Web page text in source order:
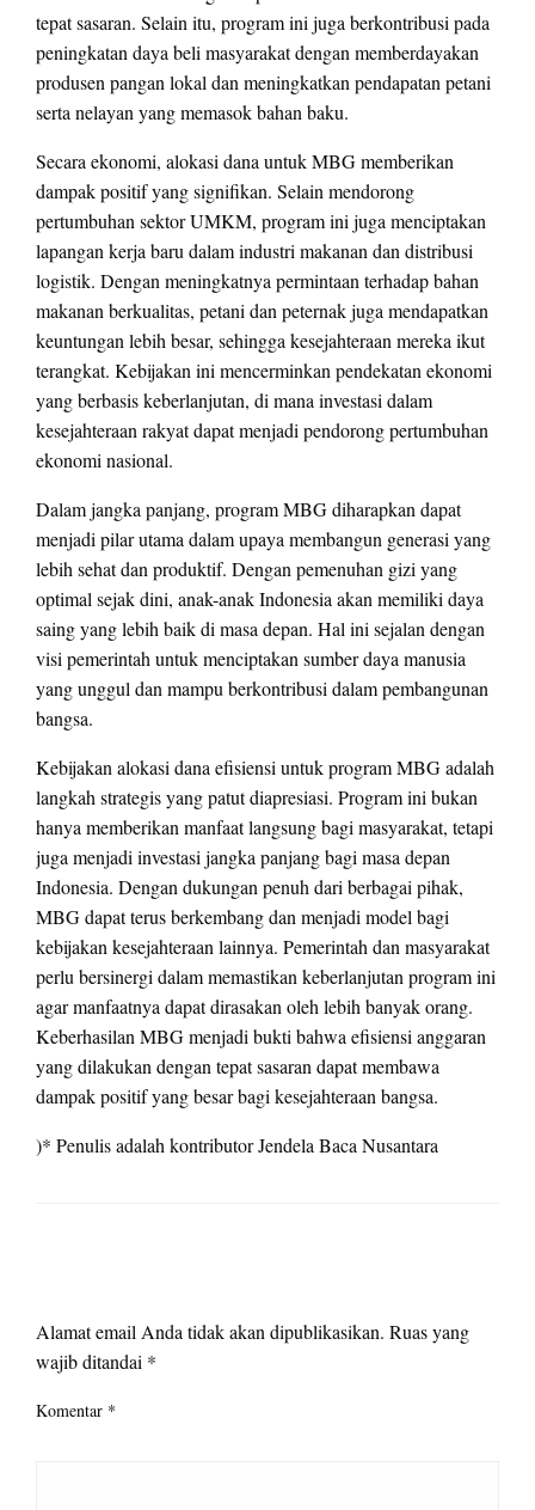
tepat sasaran. Selain itu, program ini juga berkontribusi pada
peningkatan daya beli masyarakat dengan memberdayakan
produsen pangan lokal dan meningkatkan pendapatan petani
serta nelayan yang memasok bahan baku.
Secara ekonomi, alokasi dana untuk MBG memberikan
dampak positif yang signifikan. Selain mendorong
pertumbuhan sektor UMKM, program ini juga menciptakan
lapangan kerja baru dalam industri makanan dan distribusi
logistik. Dengan meningkatnya permintaan terhadap bahan
makanan berkualitas, petani dan peternak juga mendapatkan
keuntungan lebih besar, sehingga kesejahteraan mereka ikut
terangkat. Kebijakan ini mencerminkan pendekatan ekonomi
yang berbasis keberlanjutan, di mana investasi dalam
kesejahteraan rakyat dapat menjadi pendorong pertumbuhan
ekonomi nasional.
Dalam jangka panjang, program MBG diharapkan dapat
menjadi pilar utama dalam upaya membangun generasi yang
lebih sehat dan produktif. Dengan pemenuhan gizi yang
optimal sejak dini, anak-anak Indonesia akan memiliki daya
saing yang lebih baik di masa depan. Hal ini sejalan dengan
visi pemerintah untuk menciptakan sumber daya manusia
yang unggul dan mampu berkontribusi dalam pembangunan
bangsa.
Kebijakan alokasi dana efisiensi untuk program MBG adalah
langkah strategis yang patut diapresiasi. Program ini bukan
hanya memberikan manfaat langsung bagi masyarakat, tetapi
juga menjadi investasi jangka panjang bagi masa depan
Indonesia. Dengan dukungan penuh dari berbagai pihak,
MBG dapat terus berkembang dan menjadi model bagi
kebijakan kesejahteraan lainnya. Pemerintah dan masyarakat
perlu bersinergi dalam memastikan keberlanjutan program ini
agar manfaatnya dapat dirasakan oleh lebih banyak orang.
Keberhasilan MBG menjadi bukti bahwa efisiensi anggaran
yang dilakukan dengan tepat sasaran dapat membawa
dampak positif yang besar bagi kesejahteraan bangsa.
)* Penulis adalah kontributor Jendela Baca Nusantara
Alamat email Anda tidak akan dipublikasikan. Ruas yang
wajib ditandai *
Komentar *